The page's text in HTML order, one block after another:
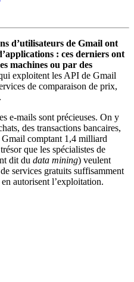
d’utilisateurs de Gmail ont
: ces derniers ont
machines ou par des
exploitent les API de Gmail
de comparaison de prix,
e-mails sont précieuses. On y
des transactions bancaires,
Gmail comptant 1,4 milliard
que les spécialistes de
dit du data mining) veulent
services gratuits suffisamment
autorisent l’exploitation.